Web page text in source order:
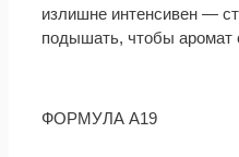
излишне интенсивен —
подышать, чтобы аромат
ФОРМУЛА А19